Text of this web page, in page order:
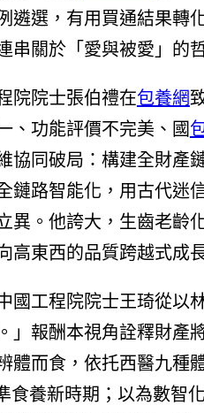
遴選，有用買通結果轉
串關於「愛與被愛」的
院院士張伯禮在包養網
、功能評價不完美、國
協同破局：構建全財產
鏈路智能化，用古代迷
異。他誇大，生齒老齡
高東西的品質跨越式成
國工程院院士王琦從以
」報酬本視角詮釋財產
體而食，依托西醫九種
食養新時期；以為數智